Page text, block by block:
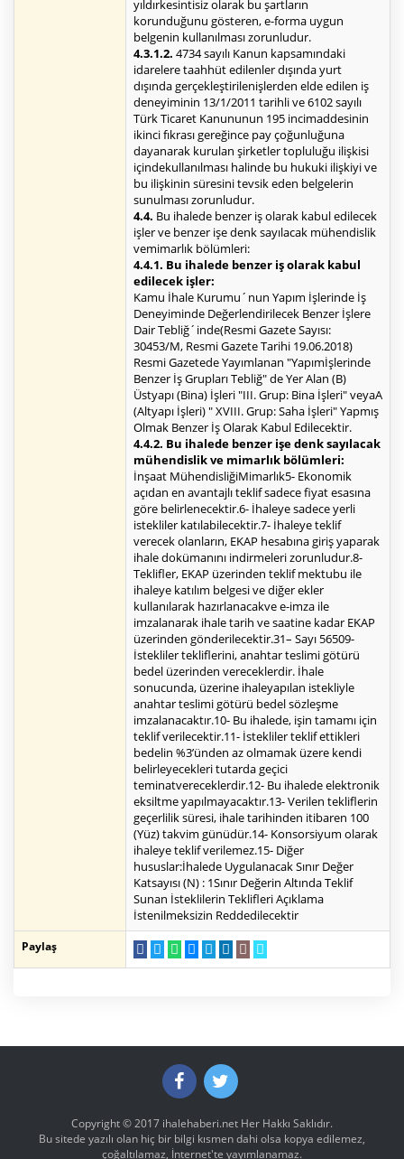
yıldırkesintisiz olarak bu şartların
korunduğunu gösteren, e-forma uygun
belgenin kullanılması zorunludur.
4.3.1.2. 4734 sayılı Kanun kapsamındaki
idarelere taahhüt edilenler dışında yurt
dışında gerçekleştirilenişlerden elde edilen iş
deneyiminin 13/1/2011 tarihli ve 6102 sayılı
Türk Ticaret Kanununun 195 incimaddesinin
ikinci fıkrası gereğince pay çoğunluğuna
dayanarak kurulan şirketler topluluğu ilişkisi
içindekullanılması halinde bu hukuki ilişkiyi ve
bu ilişkinin süresini tevsik eden belgelerin
sunulması zorunludur.
4.4. Bu ihalede benzer iş olarak kabul edilecek
işler ve benzer işe denk sayılacak mühendislik
vemimarlık bölümleri:
4.4.1. Bu ihalede benzer iş olarak kabul
edilecek işler:
Kamu İhale Kurumu´nun Yapım İşlerinde İş
Deneyiminde Değerlendirilecek Benzer İşlere
Dair Tebliğ´inde(Resmi Gazete Sayısı:
30453/M, Resmi Gazete Tarihi 19.06.2018)
Resmi Gazetede Yayımlanan "Yapımİşlerinde
Benzer İş Grupları Tebliğ" de Yer Alan (B)
Üstyapı (Bina) İşleri "III. Grup: Bina İşleri" veyaA
(Altyapı İşleri) " XVIII. Grup: Saha İşleri" Yapmış
Olmak Benzer İş Olarak Kabul Edilecektir.
4.4.2. Bu ihalede benzer işe denk sayılacak
mühendislik ve mimarlık bölümleri:
İnşaat MühendisliğiMimarlık5- Ekonomik
açıdan en avantajlı teklif sadece fiyat esasına
göre belirlenecektir.6- İhaleye sadece yerli
istekliler katılabilecektir.7- İhaleye teklif
verecek olanların, EKAP hesabına giriş yaparak
ihale dokümanını indirmeleri zorunludur.8-
Teklifler, EKAP üzerinden teklif mektubu ile
ihaleye katılım belgesi ve diğer ekler
kullanılarak hazırlanacakve e-imza ile
imzalanarak ihale tarih ve saatine kadar EKAP
üzerinden gönderilecektir.31– Sayı 56509-
İstekliler tekliflerini, anahtar teslimi götürü
bedel üzerinden vereceklerdir. İhale
sonucunda, üzerine ihaleyapılan istekliyle
anahtar teslimi götürü bedel sözleşme
imzalanacaktır.10- Bu ihalede, işin tamamı için
teklif verilecektir.11- İstekliler teklif ettikleri
bedelin %3’ünden az olmamak üzere kendi
belirleyecekleri tutarda geçici
teminatvereceklerdir.12- Bu ihalede elektronik
eksiltme yapılmayacaktır.13- Verilen tekliflerin
geçerlilik süresi, ihale tarihinden itibaren 100
(Yüz) takvim günüdür.14- Konsorsiyum olarak
ihaleye teklif verilemez.15- Diğer
hususlar:İhalede Uygulanacak Sınır Değer
Katsayısı (N) : 1Sınır Değerin Altında Teklif
Sunan İsteklilerin Teklifleri Açıklama
İstenilmeksizin Reddedilecektir
Paylaş
Copyright © 2017 ihalehaberi.net Her Hakkı Saklıdır.
Bu sitede yazılı olan hiç bir bilgi kısmen dahi olsa kopya edilemez,
çoğaltılamaz, İnternet'te yayımlanamaz.